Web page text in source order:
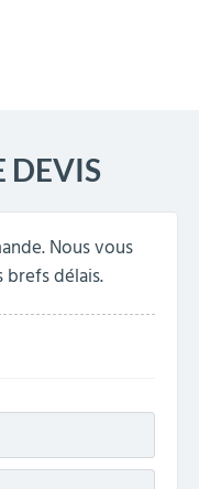
DEVIS
Nous vous
brefs délais.